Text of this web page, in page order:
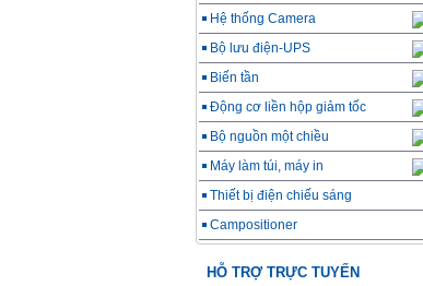
Hệ thống Camera
Bộ lưu điện-UPS
Biến tần
Động cơ liền hộp giảm tốc
Bộ nguồn một chiều
Máy làm túi, máy in
Thiết bị điện chiếu sáng
Campositioner
HỖ TRỢ TRỰC TUYẾN